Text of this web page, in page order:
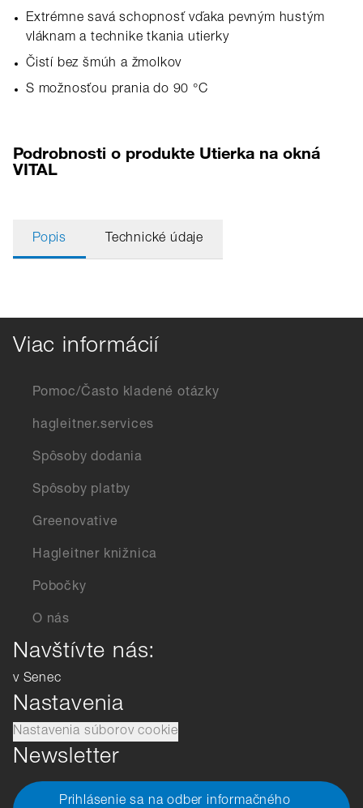
Extrémne savá schopnosť vďaka pevným hustým
vláknam a technike tkania utierky
Čistí bez šmúh a žmolkov
S možnosťou prania do 90 °C
Podrobnosti o produkte Utierka na okná
VITAL
Popis Technické údaje
Viac informácií
Pomoc/Často kladené otázky
hagleitner.services
Spôsoby dodania
Spôsoby platby
Greenovative
Hagleitner knižnica
Pobočky
O nás
Navštívte nás:
v Senec
Nastavenia
Nastavenia súborov cookie
Newsletter
Prihlásenie sa na odber informačného